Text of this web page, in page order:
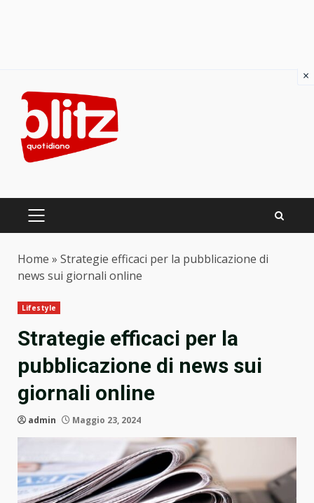
content
PRIMARY
Home » Strategie efficaci per la pubblicazione di
news sui giornali online
Lifestyle
Strategie efficaci per la
pubblicazione di news sui
giornali online
admin Maggio 23, 2024
×